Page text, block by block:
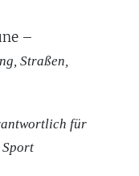
–
Straßen,
für